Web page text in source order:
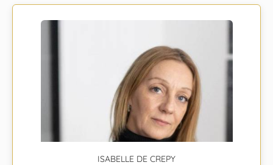
ISABELLE DE CREPY